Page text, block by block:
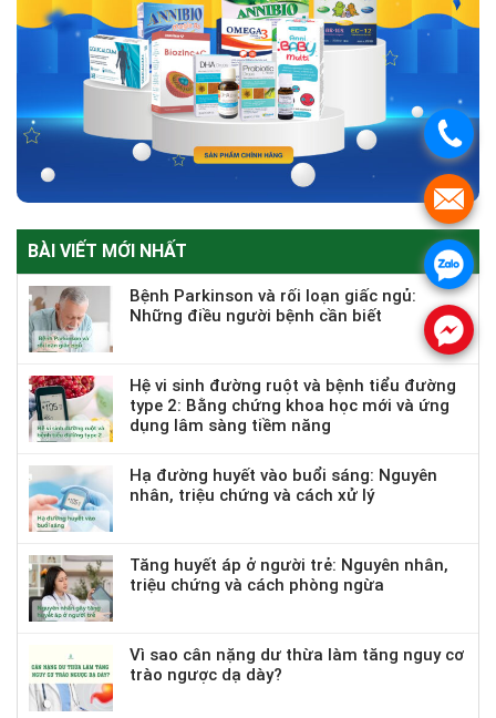
BÀI VIẾT MỚI NHẤT
Bệnh Parkinson và rối loạn giấc ngủ:
Những điều người bệnh cần biết
Hệ vi sinh đường ruột và bệnh tiểu đường
type 2: Bằng chứng khoa học mới và ứng
dụng lâm sàng tiềm năng
Hạ đường huyết vào buổi sáng: Nguyên
nhân, triệu chứng và cách xử lý
Tăng huyết áp ở người trẻ: Nguyên nhân,
triệu chứng và cách phòng ngừa
Vì sao cân nặng dư thừa làm tăng nguy cơ
trào ngược dạ dày?
.
.
.
.